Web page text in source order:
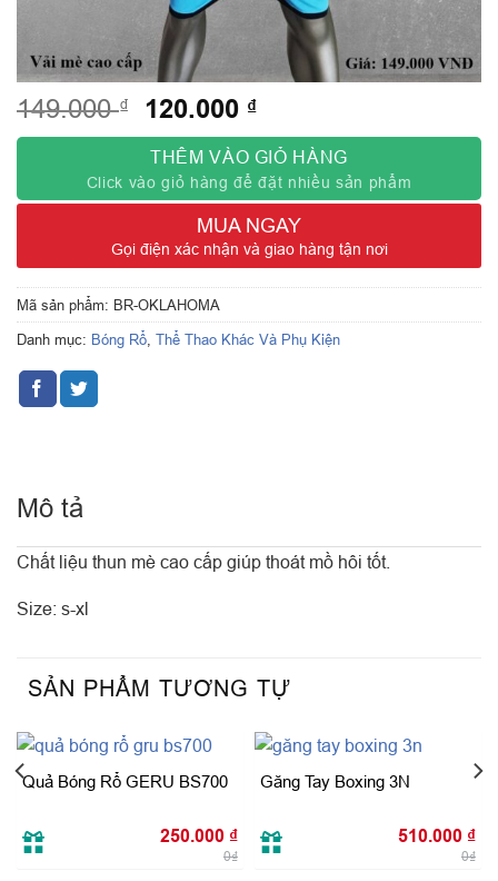
149.000₫
Giá
gốc
là:
149.000 ₫.
120.000 ₫Giá
hiện
tại
là:
120.000 ₫.
THÊM VÀO GIỎ HÀNG
Click vào giỏ hàng để đặt nhiều sản phẩm
MUA NGAY
Gọi điện xác nhận và giao hàng tận nơi
Mã sản phẩm: BR-OKLAHOMA
Danh mục: Bóng Rổ, Thể Thao Khác Và Phụ Kiện
Mô tả
Chất liệu thun mè cao cấp giúp thoát mồ hôi tốt.
Size: s-xl
SẢN PHẨM TƯƠNG TỰ
Quả Bóng Rổ GERU BS700
250.000 ₫
0₫
Găng Tay Boxing 3N
510.000 ₫
0₫